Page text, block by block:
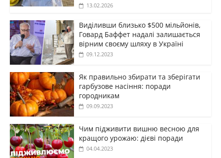
13.02.2026
Виділивши близько $500 мільйонів,
Говард Баффет надалі залишається
вірним своєму шляху в Україні
09.12.2023
Як правильно збирати та зберігати
гарбузове насіння: поради
городникам
09.09.2023
Чим підживити вишню весною для
кращого урожаю: дієві поради
04.04.2023